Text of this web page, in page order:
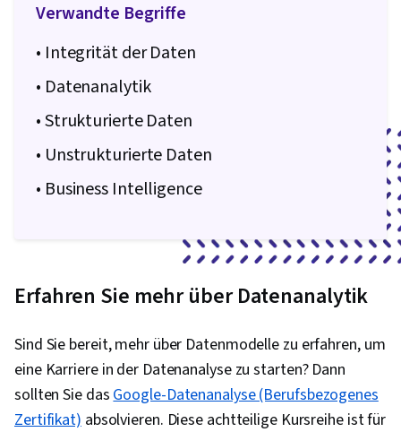
Verwandte Begriffe
• Integrität der Daten
• Datenanalytik
• Strukturierte Daten
• Unstrukturierte Daten
• Business Intelligence
Erfahren Sie mehr über Datenanalytik
Sind Sie bereit, mehr über Datenmodelle zu erfahren, um
eine Karriere in der Datenanalyse zu starten? Dann
sollten Sie dasGoogle-Datenanalyse (Berufsbezogenes
Zertifikat)absolvieren. Diese achtteilige Kursreihe ist für